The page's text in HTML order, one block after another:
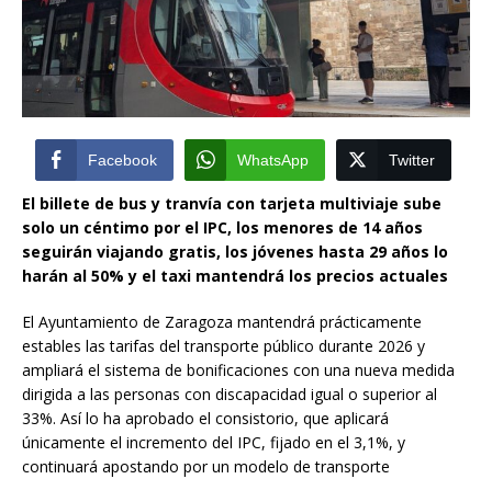
Facebook WhatsApp Twitter
El billete de bus y tranvía con tarjeta multiviaje sube
solo un céntimo por el IPC, los menores de 14 años
seguirán viajando gratis, los jóvenes hasta 29 años lo
harán al 50% y el taxi mantendrá los precios actuales
El Ayuntamiento de Zaragoza mantendrá prácticamente
estables las tarifas del transporte público durante 2026 y
ampliará el sistema de bonificaciones con una nueva medida
dirigida a las personas con discapacidad igual o superior al
33%. Así lo ha aprobado el consistorio, que aplicará
únicamente el incremento del IPC, fijado en el 3,1%, y
continuará apostando por un modelo de transporte